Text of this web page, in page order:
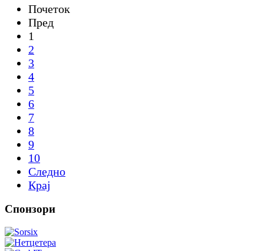
Почеток
Пред
1
2
3
4
5
6
7
8
9
10
Следно
Крај
Спонзори